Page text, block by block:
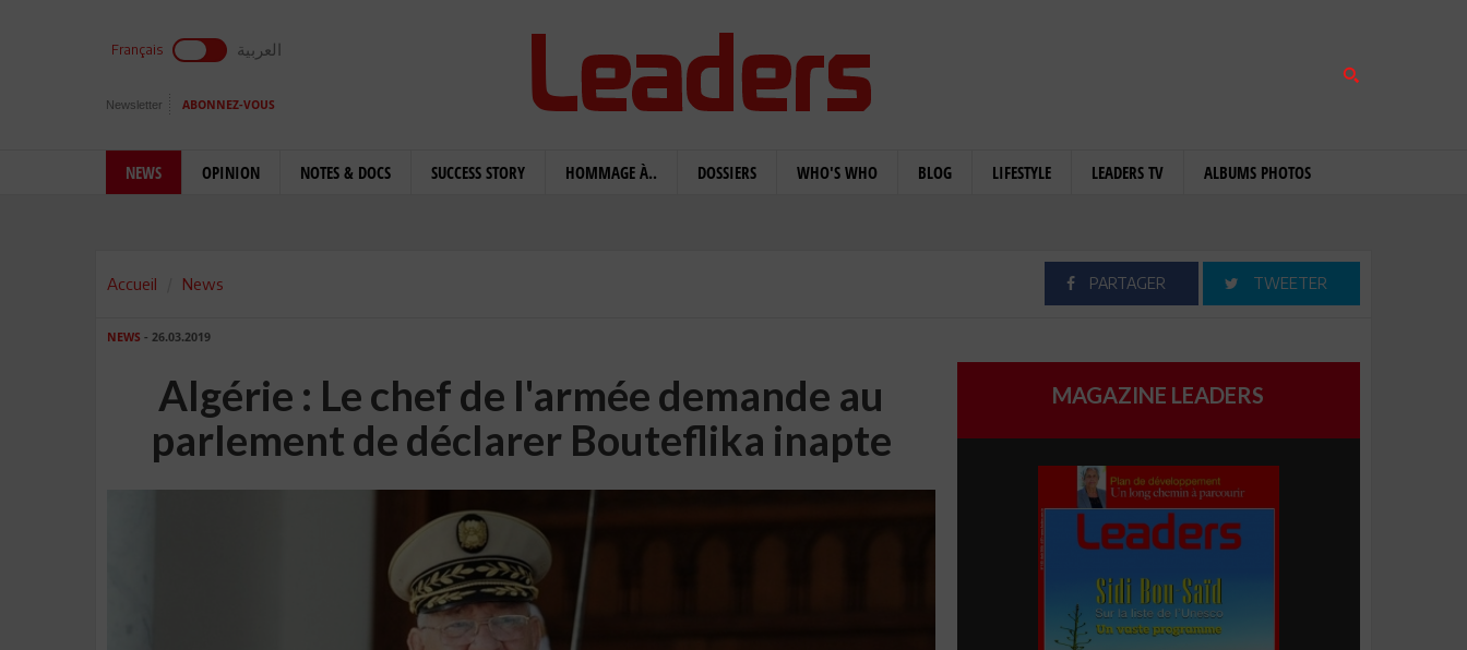
Français العربية
Newsletter ABONNEZ-VOUS
NEWS OPINION NOTES & DOCS SUCCESS STORY HOMMAGE À.. DOSSIERS WHO'S WHO BLOG LIFESTYLE LEADERS TV ALBUMS PHOTOS
Accueil News PARTAGER TWEETER
NEWS - 26.03.2019
Algérie : Le chef de l'armée demande au
parlement de déclarer Bouteflika inapte
MAGAZINE LEADERS